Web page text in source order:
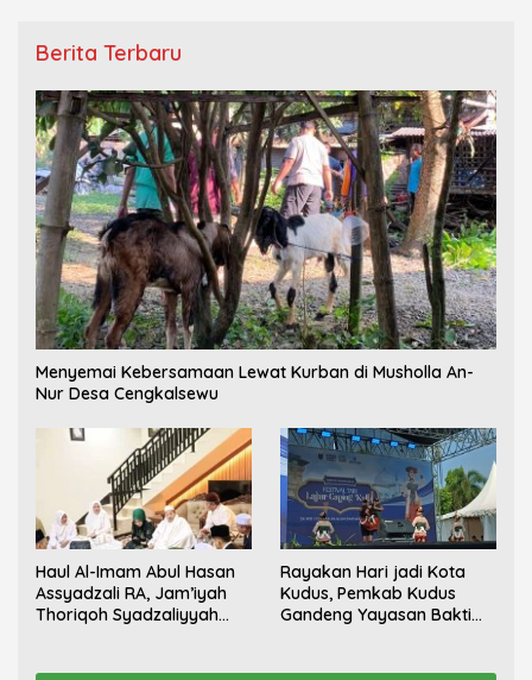
Berita Terbaru
Menyemai Kebersamaan Lewat Kurban di Musholla An-
Nur Desa Cengkalsewu
Haul Al-Imam Abul Hasan
Assyadzali RA, Jam’iyah
Thoriqoh Syadzaliyyah
Rayakan Hari jadi Kota
Kudus, Pemkab Kudus
Gandeng Yayasan Bakti